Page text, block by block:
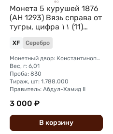
Монета 5 курушей 1876
(AH 1293) Вязь справа от
тугры, цифра ١١ (11)
Османская империя
XF Серебро
Монетный двор: Константинополь
Вес, г: 6,01
Проба: 830
Тираж, шт: 1.788.000
Правитель: Абдул-Хамид II
3 000 ₽
В корзину